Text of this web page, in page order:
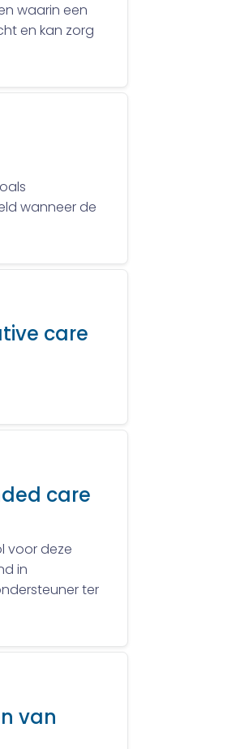
waarin een
en kan zorg
wanneer de
care
care
voor deze
in
ter
van